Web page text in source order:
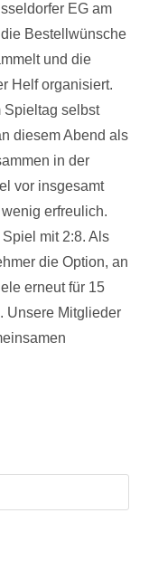
EG am
Bestellwünsche
und die
Helf organisiert.
Spieltag selbst
diesem Abend als
in der
vor insgesamt
erfreulich.
mit 2:8. Als
die Option, an
erneut für 15
Unsere Mitglieder